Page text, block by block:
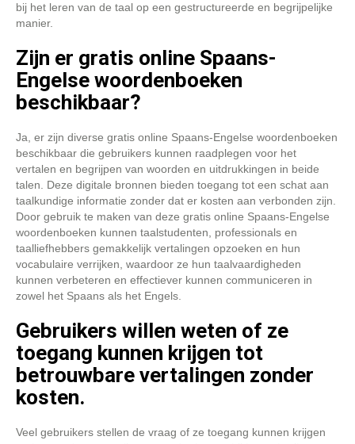
bij het leren van de taal op een gestructureerde en begrijpelijke
manier.
Zijn er gratis online Spaans-
Engelse woordenboeken
beschikbaar?
Ja, er zijn diverse gratis online Spaans-Engelse woordenboeken
beschikbaar die gebruikers kunnen raadplegen voor het
vertalen en begrijpen van woorden en uitdrukkingen in beide
talen. Deze digitale bronnen bieden toegang tot een schat aan
taalkundige informatie zonder dat er kosten aan verbonden zijn.
Door gebruik te maken van deze gratis online Spaans-Engelse
woordenboeken kunnen taalstudenten, professionals en
taalliefhebbers gemakkelijk vertalingen opzoeken en hun
vocabulaire verrijken, waardoor ze hun taalvaardigheden
kunnen verbeteren en effectiever kunnen communiceren in
zowel het Spaans als het Engels.
Gebruikers willen weten of ze
toegang kunnen krijgen tot
betrouwbare vertalingen zonder
kosten.
Veel gebruikers stellen de vraag of ze toegang kunnen krijgen